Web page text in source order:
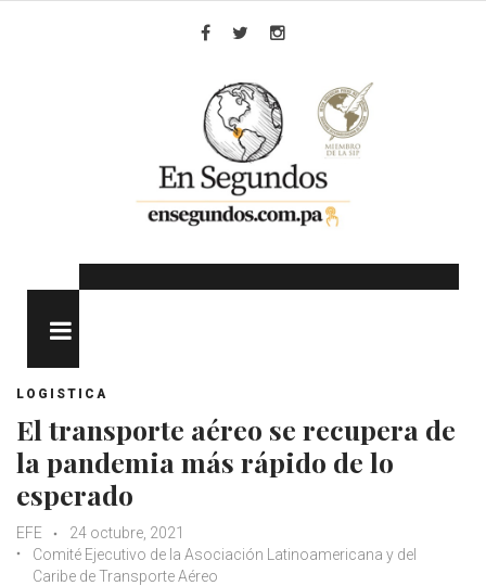
LOGISTICA
El transporte aéreo se recupera de
la pandemia más rápido de lo
esperado
EFE
24 octubre, 2021
Comité Ejecutivo de la Asociación Latinoamericana y del
Caribe de Transporte Aéreo